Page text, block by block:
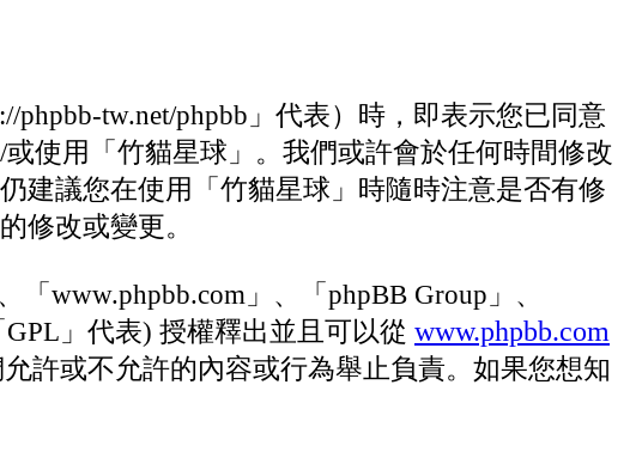
tw.net/phpbb」代表）時，即表示您已同意
使用「竹貓星球」。我們或許會於任何時間修改
建議您在使用「竹貓星球」時隨時注意是否有修
修改或變更。
www.phpbb.com」、「phpBB Group」、
GPL」代表) 授權釋出並且可以從 www.phpbb.com
許或不允許的內容或行為舉止負責。如果您想知